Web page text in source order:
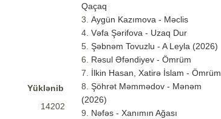
Yüklənib
14202
Qaçaq
Aygün Kazımova - Məclis
Vəfa Şərifova - Uzaq Dur
Şəbnəm Tovuzlu - A Leyla (2026)
Rəsul Əfəndiyev - Ömrüm
İlkin Hasan, Xatirə İslam - Ömrüm
Şöhrət Məmmədov - Mənəm
(2026)
Nəfəs - Xanımın Ağası